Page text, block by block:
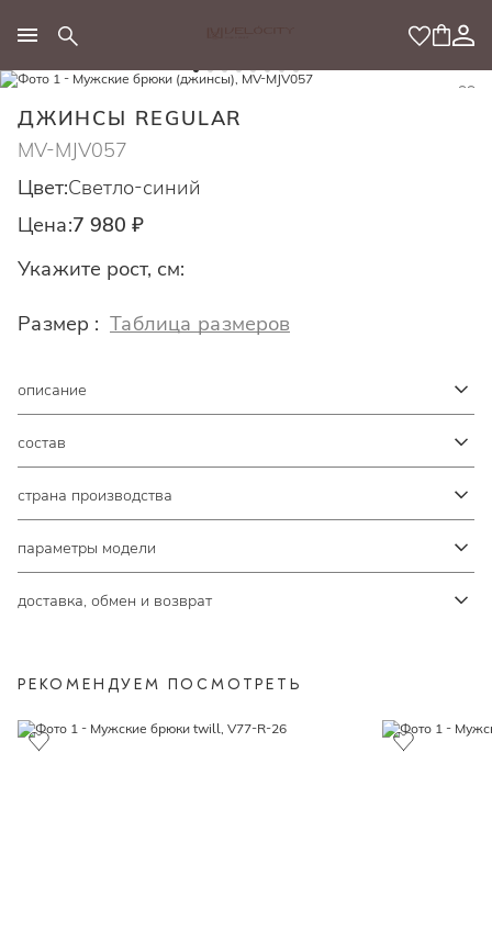
ДЖИНСЫ REGULAR
MV-MJV057
Цвет:Светло-синий
Цена:7 980 ₽
Укажите рост, см:
Размер : Таблица размеров
описание
состав
страна производства
параметры модели
доставка, обмен и возврат
РЕКОМЕНДУЕМ ПОСМОТРЕТЬ